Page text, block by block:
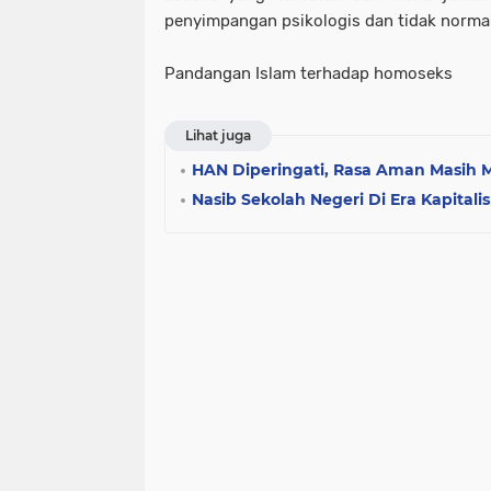
penyimpangan psikologis dan tidak
Pandangan Islam terhadap homoseks
Lihat juga
HAN Diperingati, Rasa Aman Masih
Nasib Sekolah Negeri Di Era